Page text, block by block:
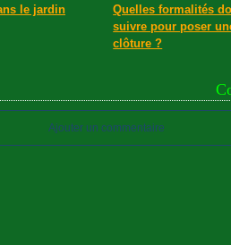
le jardin
Quelles formalités
suivre pour poser
clôture ?
Ajouter un commentaire